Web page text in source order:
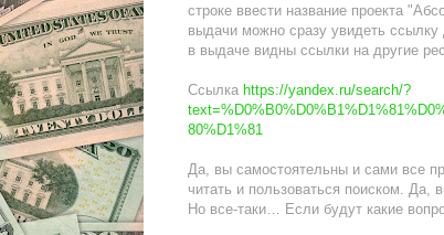
строке ввести название проекта
выдачи можно сразу увидеть
в выдаче видны ссылки на другие
Ссылка https://yandex.ru/search/?
80%D1%81
Да, вы самостоятельны и сами все
читать и пользоваться поиском. Да,
Но все-таки… Если будут какие